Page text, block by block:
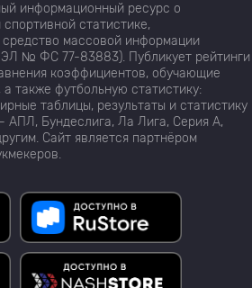
информационный ресурс о
статистике,
средство массовой информации
№ ФС 77-83883). Публикует рейтинги
коэффициентов, обучающие
также футбольную статистику:
таблицы, результаты и статистику
АПЛ, Бундеслига, Ла Лига, Серия А,
Сайт является партнёром